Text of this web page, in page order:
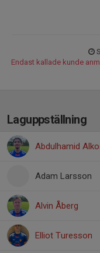
Endast kallade kunde
Laguppställning
Abdulhamid
Adam Larsson
Alvin Åberg
Elliot Turesson